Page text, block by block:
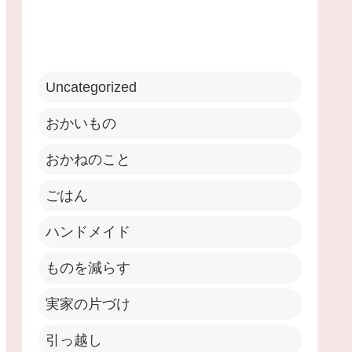
Uncategorized
おかいもの
おかねのこと
ごはん
ハンドメイド
ものを減らす
実家の片づけ
引っ越し